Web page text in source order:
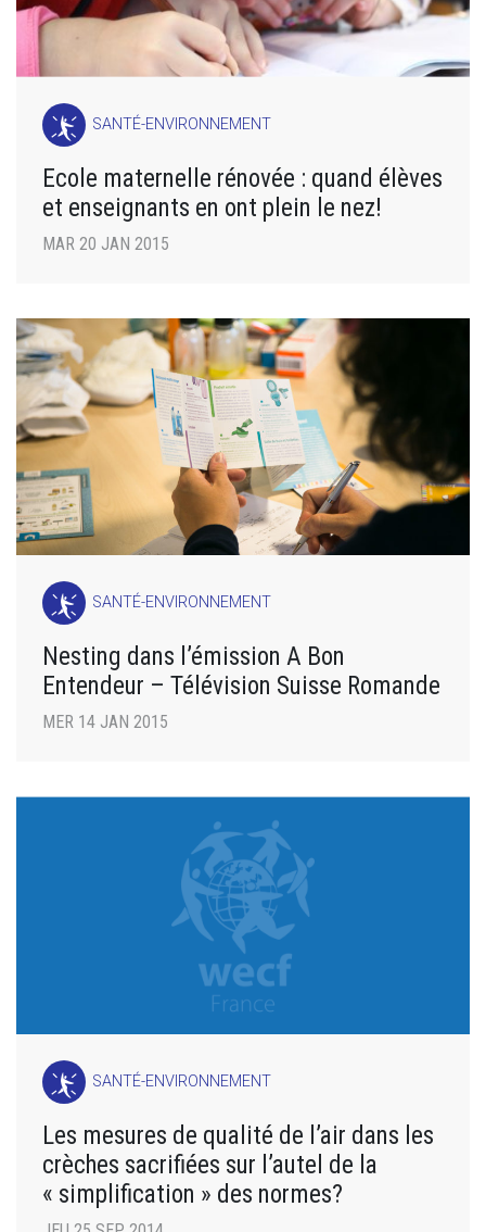
SANTÉ-ENVIRONNEMENT
Ecole maternelle rénovée : quand élèves
et enseignants en ont plein le nez!
MAR 20 JAN 2015
SANTÉ-ENVIRONNEMENT
Nesting dans l’émission A Bon
Entendeur – Télévision Suisse Romande
MER 14 JAN 2015
SANTÉ-ENVIRONNEMENT
Les mesures de qualité de l’air dans les
crèches sacrifiées sur l’autel de la
« simplification » des normes?